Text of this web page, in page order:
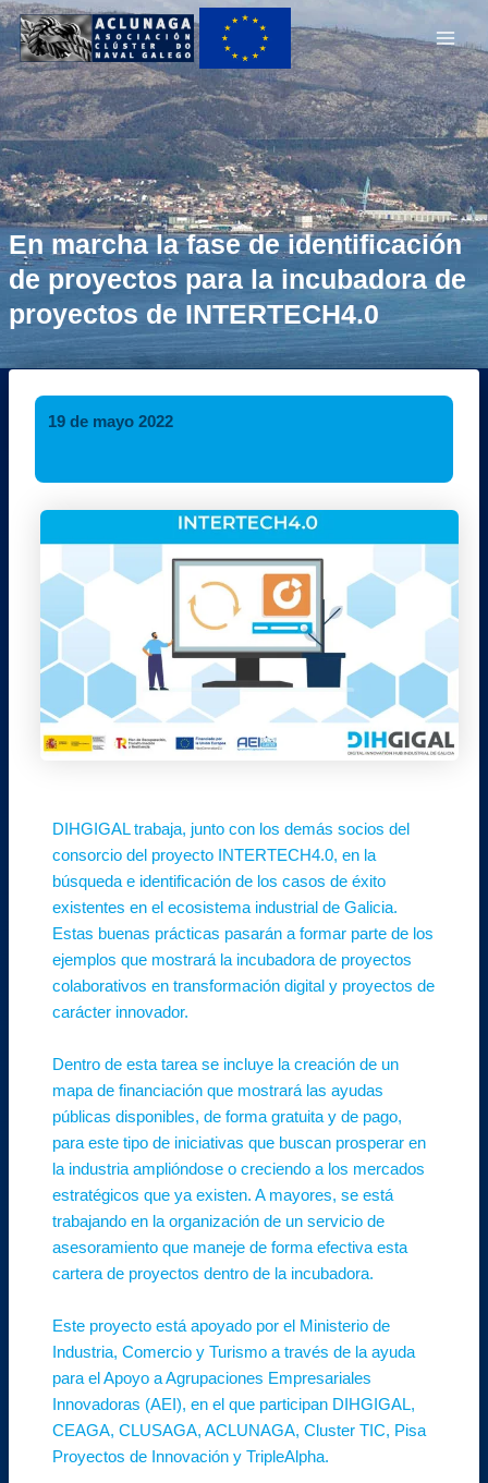
Main
En marcha la fase de identificación
de proyectos para la incubadora de
proyectos de INTERTECH4.0
19 de mayo 2022
DIHGIGAL trabaja, junto con los demás socios del
consorcio del proyecto INTERTECH4.0, en la
búsqueda e identificación de los casos de éxito
existentes en el ecosistema industrial de Galicia.
Estas buenas prácticas pasarán a formar parte de los
ejemplos que mostrará la incubadora de proyectos
colaborativos en transformación digital y proyectos de
carácter innovador.
Dentro de esta tarea se incluye la creación de un
mapa de financiación que mostrará las ayudas
públicas disponibles, de forma gratuita y de pago,
para este tipo de iniciativas que buscan prosperar en
la industria amplióndose o creciendo a los mercados
estratégicos que ya existen. A mayores, se está
trabajando en la organización de un servicio de
asesoramiento que maneje de forma efectiva esta
cartera de proyectos dentro de la incubadora.
Este proyecto está apoyado por el Ministerio de
Industria, Comercio y Turismo a través de la ayuda
para el Apoyo a Agrupaciones Empresariales
Innovadoras (AEI), en el que participan DIHGIGAL,
CEAGA, CLUSAGA, ACLUNAGA, Cluster TIC, Pisa
Proyectos de Innovación y TripleAlpha.